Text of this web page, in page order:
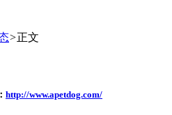
>正文
http://www.apetdog.com/